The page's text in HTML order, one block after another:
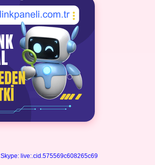
Skype: live:.cid.575569c608265c69